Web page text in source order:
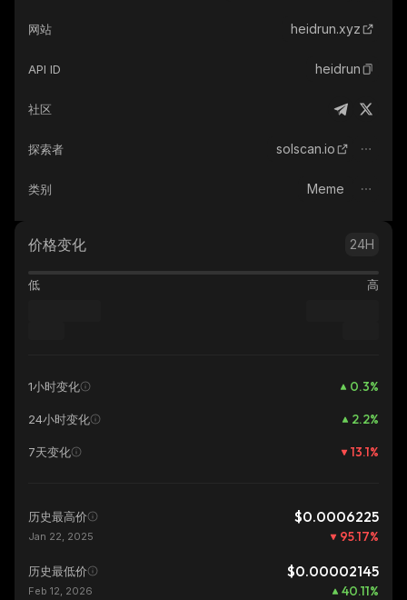
网站 heidrun.xyz
API ID heidrun
社区
探索者 solscan.io
类别 Meme
价格变化 24H
低 高
1小时变化 0.3%
24小时变化 2.2%
7天变化 13.1%
历史最高价 $0.0006225
Jan 22, 2025 95.17%
历史最低价 $0.00002145
Feb 12, 2026 40.11%